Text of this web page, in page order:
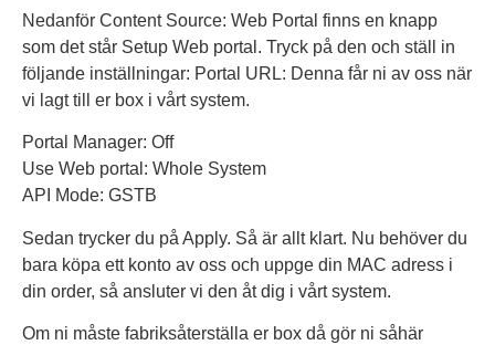
Nedanför Content Source: Web Portal finns en knapp
som det står Setup Web portal. Tryck på den och ställ in
följande inställningar: Portal URL: Denna får ni av oss när
vi lagt till er box i vårt system.
Portal Manager: Off
Use Web portal: Whole System
API Mode: GSTB
Sedan trycker du på Apply. Så är allt klart. Nu behöver du
bara köpa ett konto av oss och uppge din MAC adress i
din order, så ansluter vi den åt dig i vårt system.
Om ni måste fabriksåterställa er box då gör ni såhär